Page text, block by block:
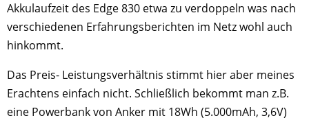
Akkulaufzeit des Edge 830 etwa zu verdoppeln was nach
verschiedenen Erfahrungsberichten im Netz wohl auch
hinkommt.
Das Preis- Leistungsverhältnis stimmt hier aber meines
Erachtens einfach nicht. Schließlich bekommt man z.B.
eine Powerbank von Anker mit 18Wh (5.000mAh, 3,6V)